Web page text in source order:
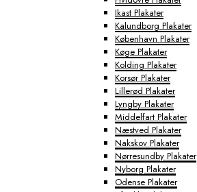
Ikast Plakater
Kalundborg Plakater
København Plakater
Køge Plakater
Kolding Plakater
Korsør Plakater
Lillerød Plakater
Lyngby Plakater
Middelfart Plakater
Næstved Plakater
Nakskov Plakater
Nørresundby Plakater
Nyborg Plakater
Odense Plakater